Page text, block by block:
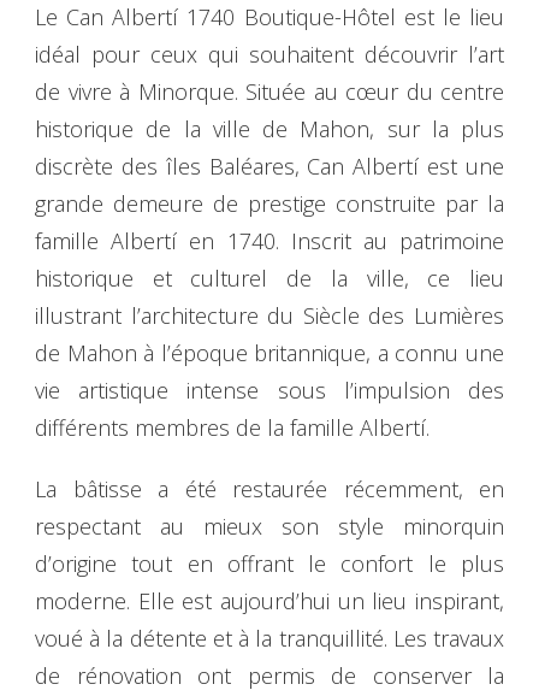
Le Can Albertí 1740 Boutique-Hôtel est le lieu
idéal pour ceux qui souhaitent découvrir l’art
de vivre à Minorque. Située au cœur du centre
historique de la ville de Mahon, sur la plus
discrète des îles Baléares, Can Albertí est une
grande demeure de prestige construite par la
famille Albertí en 1740. Inscrit au patrimoine
historique et culturel de la ville, ce lieu
illustrant l’architecture du Siècle des Lumières
de Mahon à l’époque britannique, a connu une
vie artistique intense sous l’impulsion des
différents membres de la famille Albertí.
La bâtisse a été restaurée récemment, en
respectant au mieux son style minorquin
d’origine tout en offrant le confort le plus
moderne. Elle est aujourd’hui un lieu inspirant,
voué à la détente et à la tranquillité. Les travaux
de rénovation ont permis de conserver la